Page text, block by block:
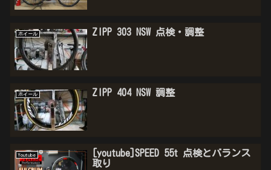
ホイール ZIPP 303 NSW 点検・調整
ホイール ZIPP 404 NSW 調整
Youtube
[youtube]SPEED 55t 点検とバランス
取り